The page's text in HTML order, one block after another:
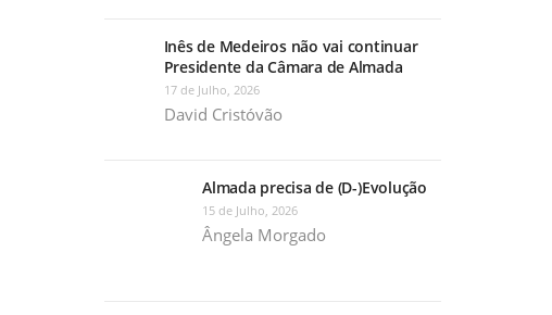
Inês de Medeiros não vai continuar
Presidente da Câmara de Almada
17 de Julho, 2026
David Cristóvão
Almada precisa de (D-)Evolução
15 de Julho, 2026
Ângela Morgado